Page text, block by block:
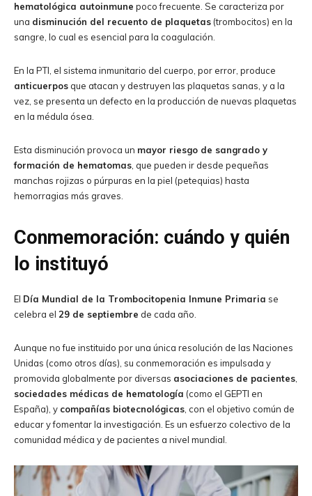
hematológica autoinmune poco frecuente. Se caracteriza por
una disminución del recuento de plaquetas (trombocitos) en la
sangre, lo cual es esencial para la coagulación.
En la PTI, el sistema inmunitario del cuerpo, por error, produce
anticuerpos que atacan y destruyen las plaquetas sanas, y a la
vez, se presenta un defecto en la producción de nuevas plaquetas
en la médula ósea.
Esta disminución provoca un mayor riesgo de sangrado y
formación de hematomas, que pueden ir desde pequeñas
manchas rojizas o púrpuras en la piel (petequias) hasta
hemorragias más graves.
Conmemoración: cuándo y quién
lo instituyó
El Día Mundial de la Trombocitopenia Inmune Primaria se
celebra el 29 de septiembre de cada año.
Aunque no fue instituido por una única resolución de las Naciones
Unidas (como otros días), su conmemoración es impulsada y
promovida globalmente por diversas asociaciones de pacientes,
sociedades médicas de hematología (como el GEPTI en
España), y compañías biotecnológicas, con el objetivo común de
educar y fomentar la investigación. Es un esfuerzo colectivo de la
comunidad médica y de pacientes a nivel mundial.